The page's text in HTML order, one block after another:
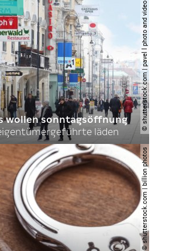
© shutterstock.com | pavel l photo and video
wollen sonntagsöffnung
läden
© shutterstock.com | billion photos